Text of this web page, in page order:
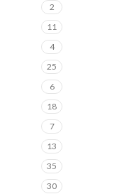
2
11
4
25
6
18
7
13
35
30